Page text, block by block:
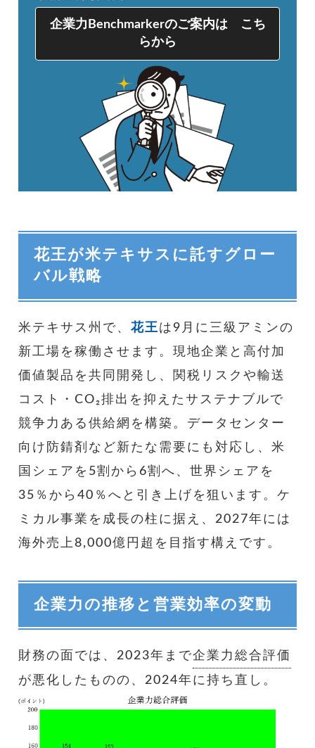
企業力Benchmarkerのご案内は こち
らから
花王が米テキサスに託すグロー
バル戦略
米テキサス州で、 花王 は9月に三級アミンの
新工場を稼働させます。現地企業と高付加
価値製品を共同開発し、関税リスクや輸送
コスト・CO₂排出を抑えたサステナブルで
競争力ある供給網を構築。データセンター
向け防錆剤など新たな需要にも対応し、米
国シェアを5割から6割へ、世界シェアを
35％から40％へと引き上げを狙います。ケ
ミカル事業を成長の柱に据え、2027年には
海外売上8,000億円超を目指す構えです。
企業力の推移と営業効率の変動
財務の面では、2023年まで企業力総合評価
が悪化したものの、2024年に持ち直し。